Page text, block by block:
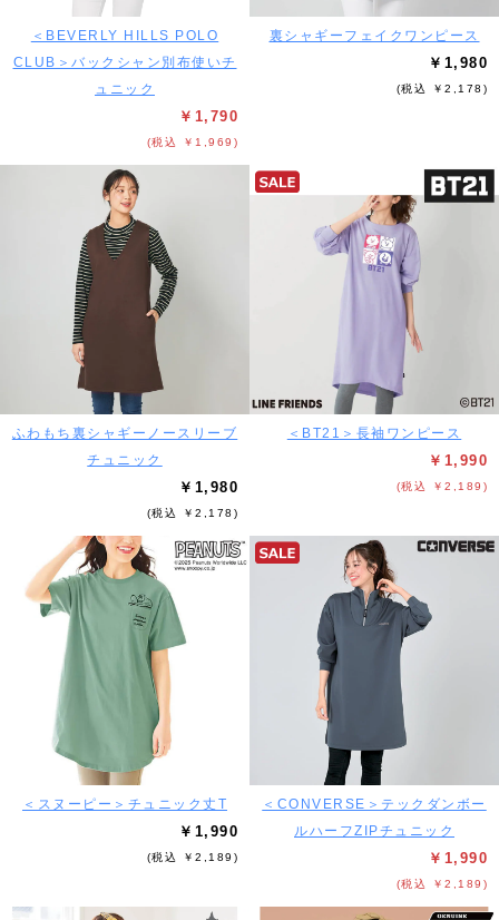
＜BEVERLY HILLS POLO
CLUB＞バックシャン別布使いチ
ュニック
￥1,790
(税込 ￥1,969)
裏シャギーフェイクワンピース
￥1,980
(税込 ￥2,178)
ふわもち裏シャギーノースリーブ
チュニック
￥1,980
(税込 ￥2,178)
＜BT21＞長袖ワンピース
￥1,990
(税込 ￥2,189)
＜スヌーピー＞チュニック丈T
￥1,990
(税込 ￥2,189)
＜CONVERSE＞テックダンボー
ルハーフZIPチュニック
￥1,990
(税込 ￥2,189)